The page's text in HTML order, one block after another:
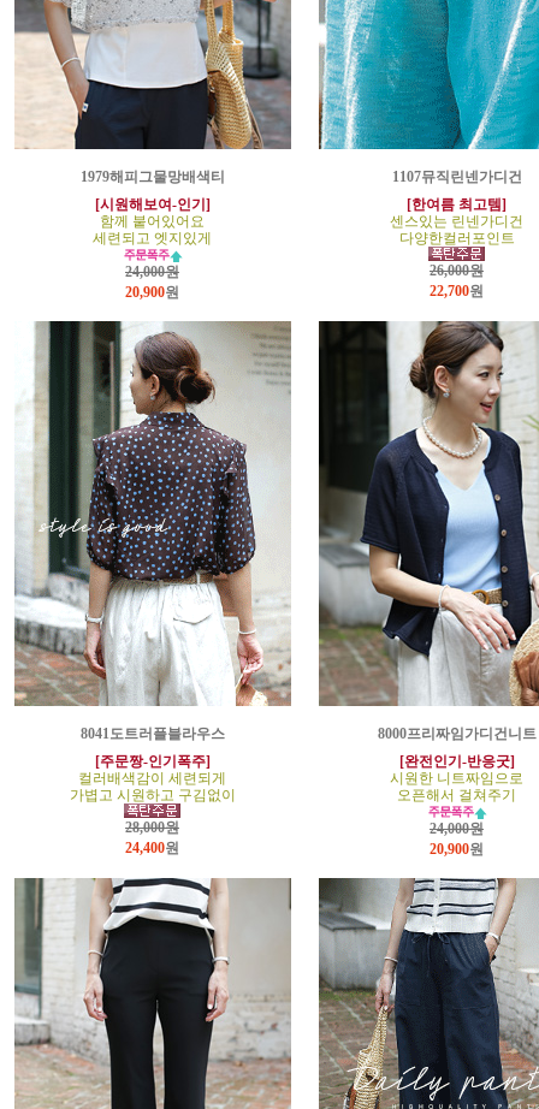
1979해피그물망배색티
[시원해보여-인기]
함께 붙어있어요
세련되고 엣지있게
24,000원
20,900원
1107뮤직린넨가디건
[한여름 최고템]
센스있는 린넨가디건
다양한컬러포인트
26,000원
22,700원
8041도트러플블라우스
[주문짱-인기폭주]
컬러배색감이 세련되게
가볍고 시원하고 구김없이
28,000원
24,400원
8000프리짜임가디건니트
[완전인기-반응굿]
시원한 니트짜임으로
오픈해서 걸쳐주기
24,000원
20,900원